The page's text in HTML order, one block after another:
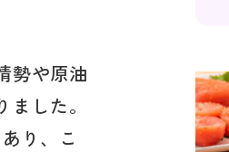
勢や原油
した。
り、こ